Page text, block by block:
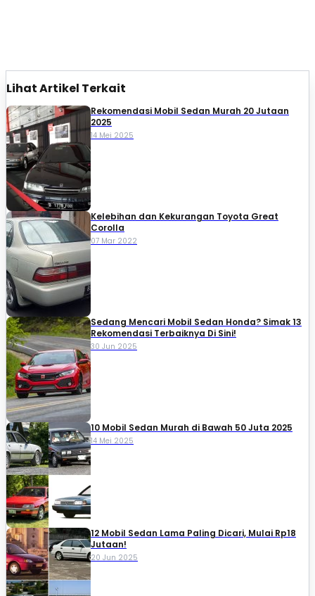
Lihat Artikel Terkait
Rekomendasi Mobil Sedan Murah 20 Jutaan
2025
14 Mei 2025
Kelebihan dan Kekurangan Toyota Great
Corolla
07 Mar 2022
Sedang Mencari Mobil Sedan Honda? Simak 13
Rekomendasi Terbaiknya Di Sini!
30 Jun 2025
10 Mobil Sedan Murah di Bawah 50 Juta 2025
14 Mei 2025
12 Mobil Sedan Lama Paling Dicari, Mulai Rp18
Jutaan!
20 Jun 2025